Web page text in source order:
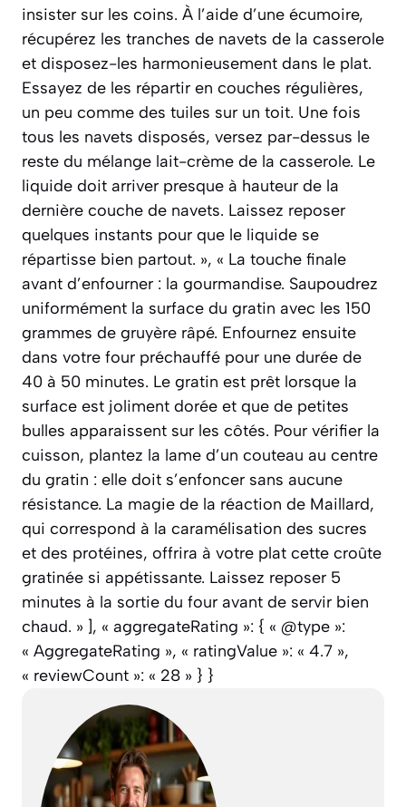
insister sur les coins. À l’aide d’une écumoire,
récupérez les tranches de navets de la casserole
et disposez-les harmonieusement dans le plat.
Essayez de les répartir en couches régulières,
un peu comme des tuiles sur un toit. Une fois
tous les navets disposés, versez par-dessus le
reste du mélange lait-crème de la casserole. Le
liquide doit arriver presque à hauteur de la
dernière couche de navets. Laissez reposer
quelques instants pour que le liquide se
répartisse bien partout. », « La touche finale
avant d’enfourner : la gourmandise. Saupoudrez
uniformément la surface du gratin avec les 150
grammes de gruyère râpé. Enfournez ensuite
dans votre four préchauffé pour une durée de
40 à 50 minutes. Le gratin est prêt lorsque la
surface est joliment dorée et que de petites
bulles apparaissent sur les côtés. Pour vérifier la
cuisson, plantez la lame d’un couteau au centre
du gratin : elle doit s’enfoncer sans aucune
résistance. La magie de la réaction de Maillard,
qui correspond à la caramélisation des sucres
et des protéines, offrira à votre plat cette croûte
gratinée si appétissante. Laissez reposer 5
minutes à la sortie du four avant de servir bien
chaud. » ], « aggregateRating »: { « @type »:
« AggregateRating », « ratingValue »: « 4.7 »,
« reviewCount »: « 28 » } }